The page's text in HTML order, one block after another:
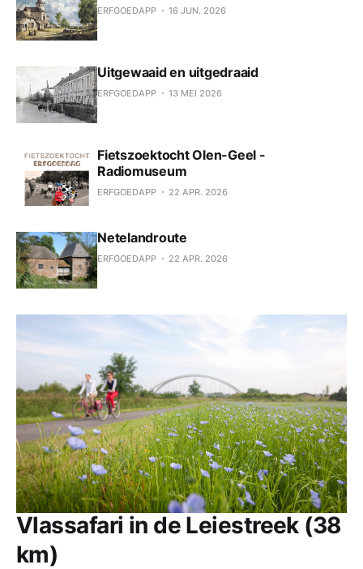
ERFGOEDAPP 16 JUN. 2026
Uitgewaaid en uitgedraaid
ERFGOEDAPP 13 MEI 2026
Fietszoektocht Olen-Geel -
Radiomuseum
ERFGOEDAPP 22 APR. 2026
Netelandroute
ERFGOEDAPP 22 APR. 2026
Vlassafari in de Leiestreek (38
km)